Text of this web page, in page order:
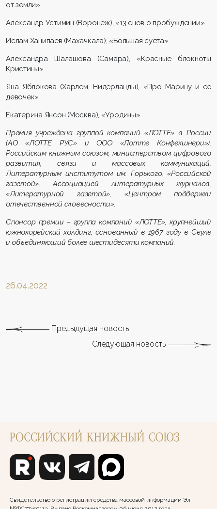
от земли»
Александр Устимин (Воронеж), «13 снов о пробуждении»
Ислам Ханипаев (Махачкала), «Большая суета»
Александра Шалашова (Самара), «Красные блокноты
Кристины»
Яна Яблокова (Харлем, Нидерланды), «Про Марину и её
девочек»
Екатерина Янсон (Москва), «Уродины»
Премия учреждена группой компаний «ЛОТТЕ» в России
(АО «ЛОТТЕ РУС» и ООО «ЛоттеКонфекшнери»),
Российским книжным союзом, министерством цифрового
развития, связи и массовых коммуникаций,
Литературным институтом им. Горького, «Российской
газетой», Ассоциацией литературных журналов,
«Литературной газетой», «Центром поддержки
отечественной словесности».
Спонсор премии – группа компаний «ЛОТТЕ», крупнейший
южнокорейский холдинг, основанный в 1967 году в Сеуле
и объединяющий более шестидесяти компаний.
26.04.2022
Предыдущая новость
Следующая новость
Свидетельство о регистрации средства массовой информации Эл